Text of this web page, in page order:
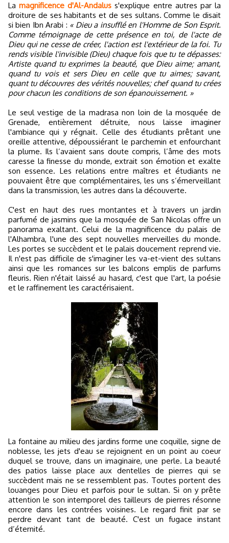
Lamagnificence d'Al-Andalus s'explique entre autres par la
droiture de ses habitants et de ses sultans. Comme le disait
si bien Ibn Arabi : « Dieu a insufflé en l'Homme de Son Esprit.
Comme témoignage de cette présence en toi, de l'acte de
Dieu qui ne cesse de créer, l'action est l'extérieur de la foi. Tu
rends visible l'invisible (Dieu) chaque fois que tu te dépasses:
Artiste quand tu exprimes la beauté, que Dieu aime; amant,
quand tu vois et sers Dieu en celle que tu aimes; savant,
quant tu découvres des vérités nouvelles; chef quand tu crées
pour chacun les conditions de son épanouissement. »
Le seul vestige de la madrasa non loin de la mosquée de
Grenade, entièrement détruite, nous laisse imaginer
l'ambiance qui y régnait. Celle des étudiants prêtant une
oreille attentive, dépoussiérant le parchemin et enfourchant
la plume. Ils l’avaient sans doute compris, l’âme des mots
caresse la finesse du monde, extrait son émotion et exalte
son essence. Les relations entre maîtres et étudiants ne
pouvaient être que complémentaires, les uns s’émerveillant
dans la transmission, les autres dans la découverte.
C'est en haut des rues montantes et à travers un jardin
parfumé de jasmins que la mosquée de San Nicolas offre un
panorama exaltant. Celui de la magnificence du palais de
l'Alhambra, l'une des sept nouvelles merveilles du monde.
Les portes se succèdent et le palais doucement reprend vie.
Il n'est pas difficile de s'imaginer les va-et-vient des sultans
ainsi que les romances sur les balcons emplis de parfums
fleuris. Rien n'était laissé au hasard, c'est que l'art, la poésie
et le raffinement les caractérisaient.
La fontaine au milieu des jardins forme une coquille, signe de
noblesse, les jets d'eau se rejoignent en un point au coeur
duquel se trouve, dans un imaginaire, une perle. La beauté
des patios laisse place aux dentelles de pierres qui se
succèdent mais ne se ressemblent pas. Toutes portent des
louanges pour Dieu et parfois pour le sultan. Si on y prête
attention le son intemporel des tailleurs de pierres résonne
encore dans les contrées voisines. Le regard finit par se
perdre devant tant de beauté. C'est un fugace instant
d’éternité.